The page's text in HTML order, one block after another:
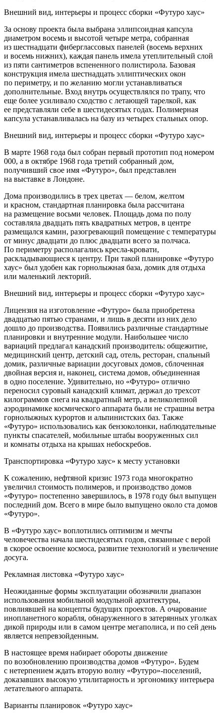
Внешний вид, интерьеры и процесс сборки «Футуро хаус»
За основу проекта была выбрана эллипсоидная капсула
диаметром восемь и высотой четыре метра, собранная
из шестнадцати фиберглассовых панелей (восемь верхних
и восемь нижних), каждая панель имела утеплительный слой
из пяти сантиметров вспененного полистирола. Базовая
конструкция имела шестнадцать эллиптических окон
по периметру, и по желанию могли устанавливаться
дополнительные. Вход внутрь осуществлялся по трапу, что
еще более усиливало сходство с летающей тарелкой, как
ее представляли себе в шестидесятых годах. Полимерная
капсула устанавливалась на базу из четырех стальных опор.
Внешний вид, интерьеры и процесс сборки «Футуро хаус»
В марте 1968 года был собран первый прототип под номером
000, а в октябре 1968 года третий собранный дом,
получивший свое имя «Футуро», был представлен
на выставке в Лондоне.
Дома производились в трех цветах — белом, желтом
и красном, стандартная планировка была рассчитана
на размещение восьми человек. Площадь дома по полу
составляла двадцать пять квадратных метров, в центре
размещался камин, разогревающий помещение с температуры
от минус двадцати до плюс двадцати всего за полчаса.
По периметру располагались кресла-кровати,
раскладывающиеся к центру. При такой планировке «Футуро
хаус» был удобен как горнолыжная база, домик для отдыха
или маленький лекторий.
Внешний вид, интерьеры и процесс сборки «Футуро хаус»
Лицензия на изготовление «Футуро» была приобретена
двадцатью пятью странами, и лишь в десяти из них дело
дошло до производства. Появились различные стандартные
планировки и внутренние модули. Наибольшее число
вариаций предлагал канадский производитель: общежитие,
медицинский центр, детский сад, отель, ресторан, спальный
домик, различные вариации досуговых домов, сблоченная
двойная версия и, наконец, система домов, объединенная
в одно поселение. Удивительно, но «Футуро» отлично
переносил суровый канадский климат, держал до трехсот
килограммов снега на квадратный метр, а великолепной
аэродинамике космического аппарата были не страшны ветра
горнолыжных курортов и альпинистских баз. Также
«Футуро» использовались как бензоколонки, наблюдательные
пункты спасателей, мобильные штабы вооруженных сил
и комнаты отдыха на крышах небоскребов.
Транспортировка «Футуро хаус» к месту установки
К сожалению, нефтяной кризис 1973 года многократно
увеличил стоимость полимеров, и производство домов
«Футуро» постепенно завершилось, в 1978 году был выпущен
последний дом. Всего в мире было выпущено около ста домов
«Футуро».
В «Футуро хаус» воплотились оптимизм и мечты
человечества начала шестидесятых годов, связанные с верой
в скорое освоение космоса, развитие технологий и увеличение
досуга.
Рекламная листовка «Футуро хаус»
Неожиданные формы эксплуатации обозначили диапазон
использования мобильной модульной архитектуры,
повлиявшей на концепты будущих проектов. А очарование
инопланетного корабля, обнаруженного в затерянных уголках
дикой природы или в самом центре мегаполиса, и по сей день
является непревзойденным.
В настоящее время набирает обороты движение
по возобновлению производства домов «Футуро». Будем
с нетерпением ждать вторую волну «Футуро»-поселений,
доказавших высокую утилитарность и эргономику интерьера
летательного аппарата.
Варианты планировок «Футуро хаус»